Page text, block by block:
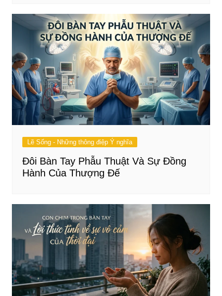
Lẽ Sống - Những thông điệp Ý nghĩa
Đôi Bàn Tay Phẫu Thuật Và Sự Đồng
Hành Của Thượng Đế